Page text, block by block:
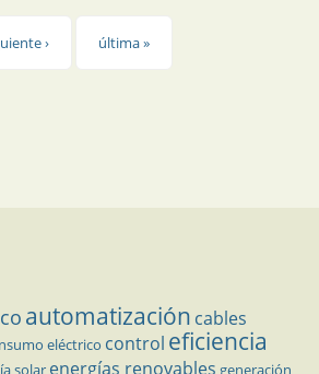
› última »
automatización cables
eléctrico control eficiencia
solar energías renovables generación